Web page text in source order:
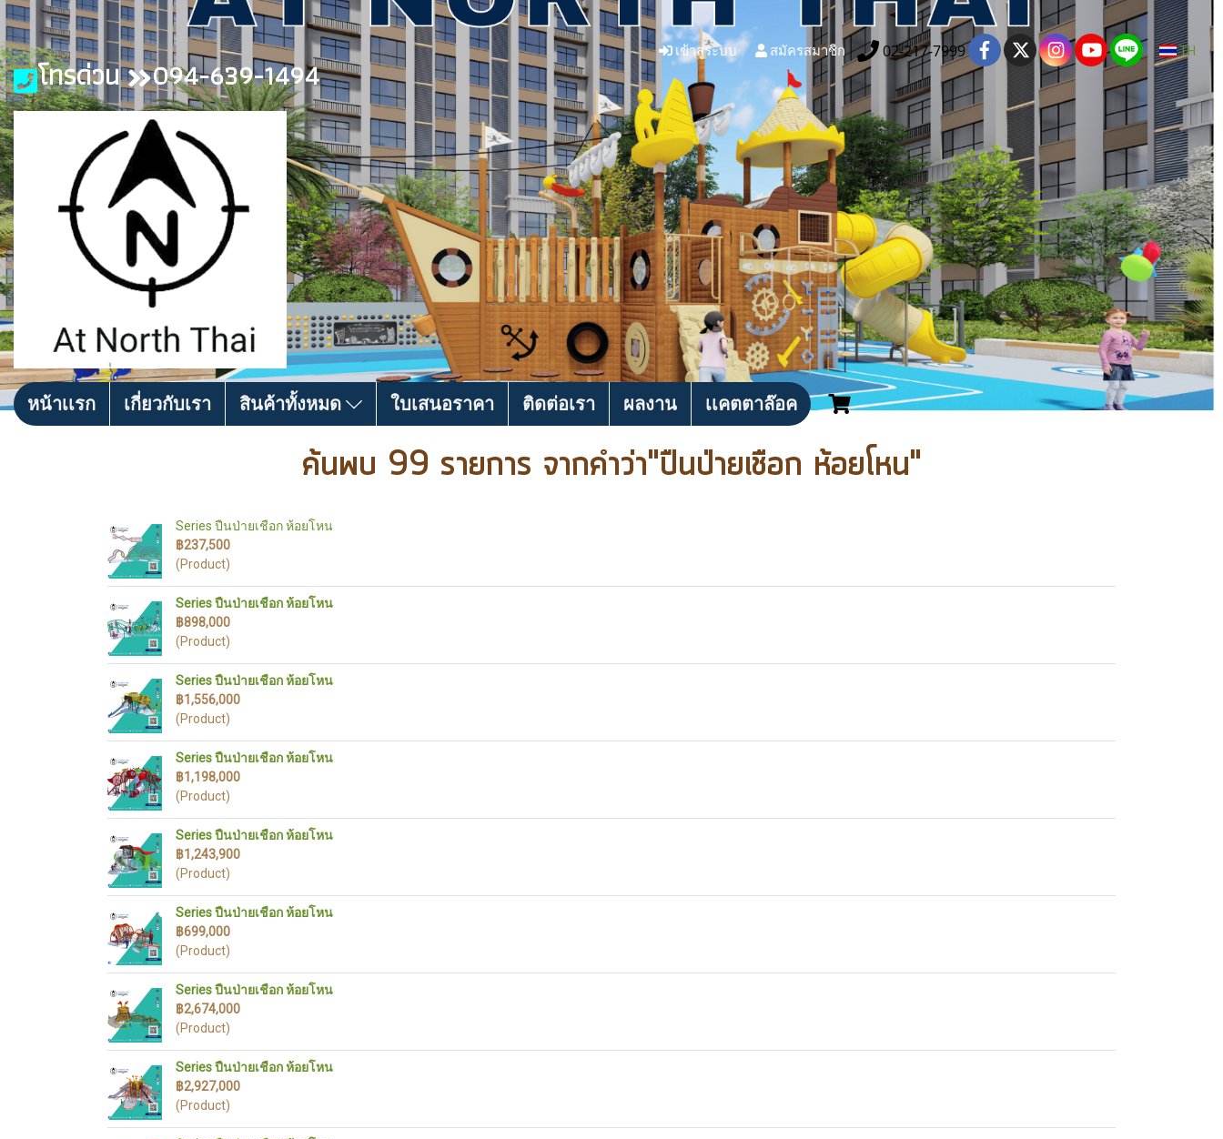
โทรด่วน 094-639-1494
เข้าสู่ระบบ สมัครสมาชิก 02-217-7999 TH
หน้าเเรก เกี่ยวกับเรา สินค้าทั้งหมด ใบเสนอราคา ติดต่อเรา ผลงาน เเคตตาล๊อค
ค้นพบ 99 รายการ จากคำว่า"ปืนป่ายเชือก ห้อยโหน"
Series ปืนป่ายเชือก ห้อยโหน
฿237,500
(Product)
Series ปืนป่ายเชือก ห้อยโหน
฿898,000
(Product)
Series ปืนป่ายเชือก ห้อยโหน
฿1,556,000
(Product)
Series ปืนป่ายเชือก ห้อยโหน
฿1,198,000
(Product)
Series ปืนป่ายเชือก ห้อยโหน
฿1,243,900
(Product)
Series ปืนป่ายเชือก ห้อยโหน
฿699,000
(Product)
Series ปืนป่ายเชือก ห้อยโหน
฿2,674,000
(Product)
Series ปืนป่ายเชือก ห้อยโหน
฿2,927,000
(Product)